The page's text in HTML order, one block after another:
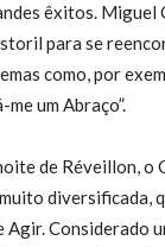
êxitos. Miguel
l para se
como, por
me um Abraço”.
de Réveillon, o
diversificada,
Agir.Considerado